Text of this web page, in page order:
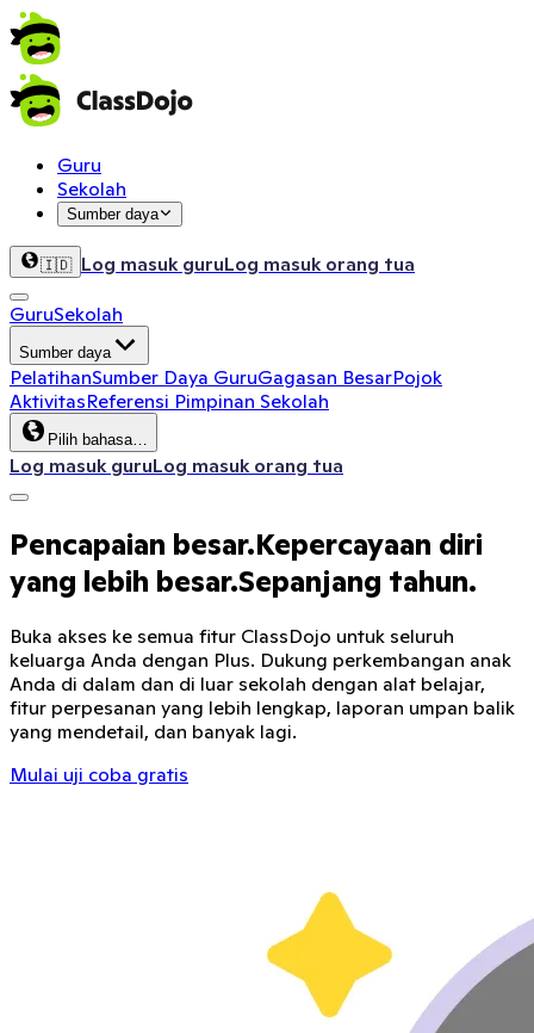
Guru
Sekolah
Sumber daya
🇮🇩 Log masuk guruLog masuk orang tua
GuruSekolah
Sumber daya
PelatihanSumber Daya GuruGagasan BesarPojok
AktivitasReferensi Pimpinan Sekolah
Pilih bahasa…
Log masuk guruLog masuk orang tua
Pencapaian besar.Kepercayaan diri
yang lebih besar.Sepanjang tahun.
Buka akses ke semua fitur ClassDojo untuk seluruh
keluarga Anda dengan Plus. Dukung perkembangan anak
Anda di dalam dan di luar sekolah dengan alat belajar,
fitur perpesanan yang lebih lengkap, laporan umpan balik
yang mendetail, dan banyak lagi.
Mulai uji coba gratis